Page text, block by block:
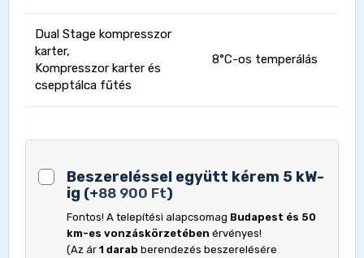
Dual Stage kompresszor
karter,
Kompresszor karter és
csepptálca fűtés
8°C-os temperálás
Beszereléssel együtt kérem 5 kW-
ig (+88 900 Ft)
Fontos! A telepítési alapcsomag Budapest és 50
km-es vonzáskörzetében érvényes!
(Az ár 1 darab berendezés beszerelésére